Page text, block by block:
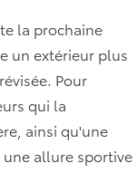
la prochaine
un extérieur plus
Pour
qui la
ainsi qu'une
allure sportive